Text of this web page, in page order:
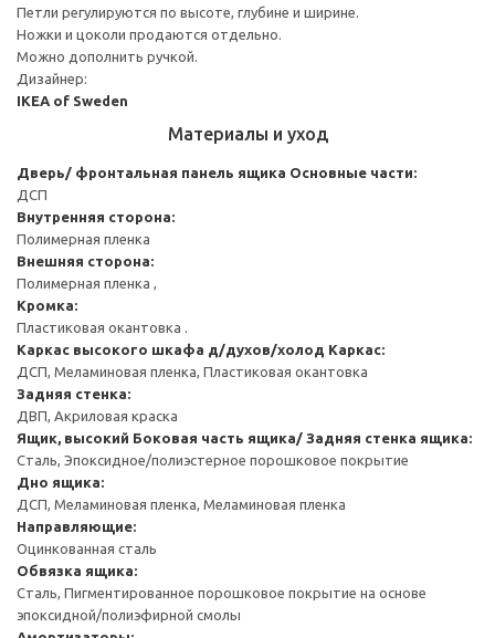
Петли регулируются по высоте, глубине и ширине.
Ножки и цоколи продаются отдельно.
Можно дополнить ручкой.
Дизайнер:
IKEA of Sweden
Материалы и уход
Дверь/ фронтальная панель ящика Основные части:
ДСП
Внутренняя сторона:
Полимерная пленка
Внешняя сторона:
Полимерная пленка ,
Кромка:
Пластиковая окантовка .
Каркас высокого шкафа д/духов/холод Каркас:
ДСП, Меламиновая пленка, Пластиковая окантовка
Задняя стенка:
ДВП, Акриловая краска
Ящик, высокий Боковая часть ящика/ Задняя стенка ящика:
Сталь, Эпоксидное/полиэстерное порошковое покрытие
Дно ящика:
ДСП, Меламиновая пленка, Меламиновая пленка
Направляющие:
Оцинкованная сталь
Обвязка ящика:
Сталь, Пигментированное порошковое покрытие на основе
эпоксидной/полиэфирной смолы